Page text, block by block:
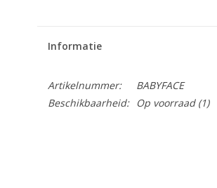
Informatie
Artikelnummer:
BABYFACE
Beschikbaarheid:
Op voorraad(1)